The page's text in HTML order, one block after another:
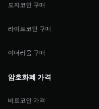
도지코인 구매
라이트코인 구매
이더리움 구매
암호화폐 가격
비트코인 가격